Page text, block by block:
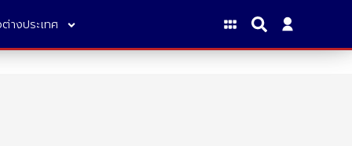
ต่างประเทศ